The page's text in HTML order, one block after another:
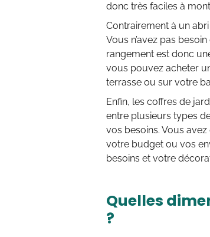
donc très faciles à
Contrairement à un
Vous n’avez pas
rangement est donc
vous pouvez acheter
terrasse ou sur votre
Enfin, les coffres de
entre plusieurs types
vos besoins. Vous
votre budget ou vos
besoins et votre
Quelles
?